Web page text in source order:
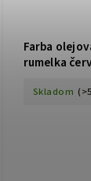
Farba
rumelka
Skladom